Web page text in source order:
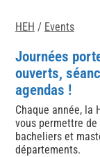
HEH / Events
Journées
ouverts,
agendas !
Chaque année, la
vous permettre
bacheliers et
départements.